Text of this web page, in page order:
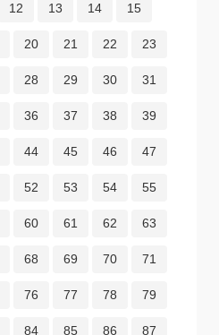
12 13 14 15
20 21 22 23
28 29 30 31
36 37 38 39
44 45 46 47
52 53 54 55
60 61 62 63
68 69 70 71
76 77 78 79
84 85 86 87